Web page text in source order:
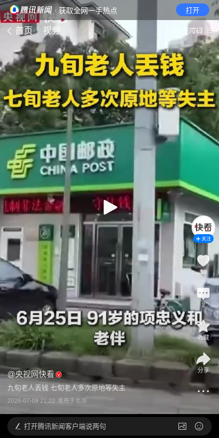
· 获取全网一手热点 打开
首页 视频 无障碍
@央视网快看
九旬老人丢钱 七旬老人多次原地等失主
2026-07-09 21:22 发布于北京
关注
10
2
收藏
分享
打开腾讯新闻客户端说两句